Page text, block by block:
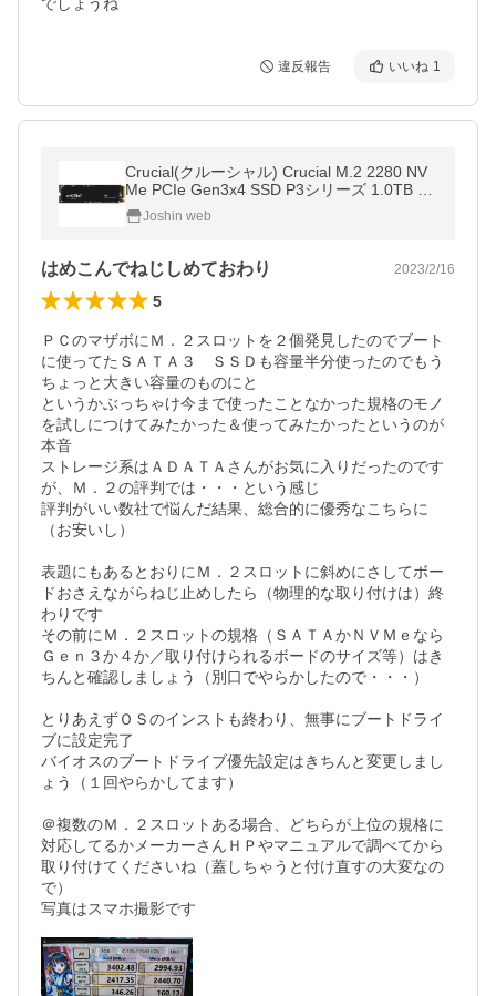
違反報告 いいね 1
Crucial(クルーシャル) Crucial M.2 2280 NV
Me PCIe Gen3x4 SSD P3シリーズ 1.0TB C
T1000P3SSD8JP 返品種別B
Joshin web
はめこんでねじしめておわり 2023/2/16
5
ＰＣのマザボにＭ．２スロットを２個発見したのでブート
に使ってたＳＡＴＡ３　ＳＳＤも容量半分使ったのでもう
ちょっと大きい容量のものにと
というかぶっちゃけ今まで使ったことなかった規格のモノ
を試しにつけてみたかった＆使ってみたかったというのが
本音
ストレージ系はＡＤＡＴＡさんがお気に入りだったのです
が、Ｍ．２の評判では・・・という感じ
評判がいい数社で悩んだ結果、総合的に優秀なこちらに
（お安いし）
表題にもあるとおりにＭ．２スロットに斜めにさしてボー
ドおさえながらねじ止めしたら（物理的な取り付けは）終
わりです
その前にＭ．２スロットの規格（ＳＡＴＡかＮＶＭｅなら
Ｇｅｎ３か４か／取り付けられるボードのサイズ等）はき
ちんと確認しましょう（別口でやらかしたので・・・）
とりあえずＯＳのインストも終わり、無事にブートドライ
ブに設定完了
バイオスのブートドライブ優先設定はきちんと変更しまし
ょう（１回やらかしてます）
＠複数のＭ．２スロットある場合、どちらが上位の規格に
対応してるかメーカーさんＨＰやマニュアルで調べてから
取り付けてくださいね（蓋しちゃうと付け直すの大変なの
で）
写真はスマホ撮影です